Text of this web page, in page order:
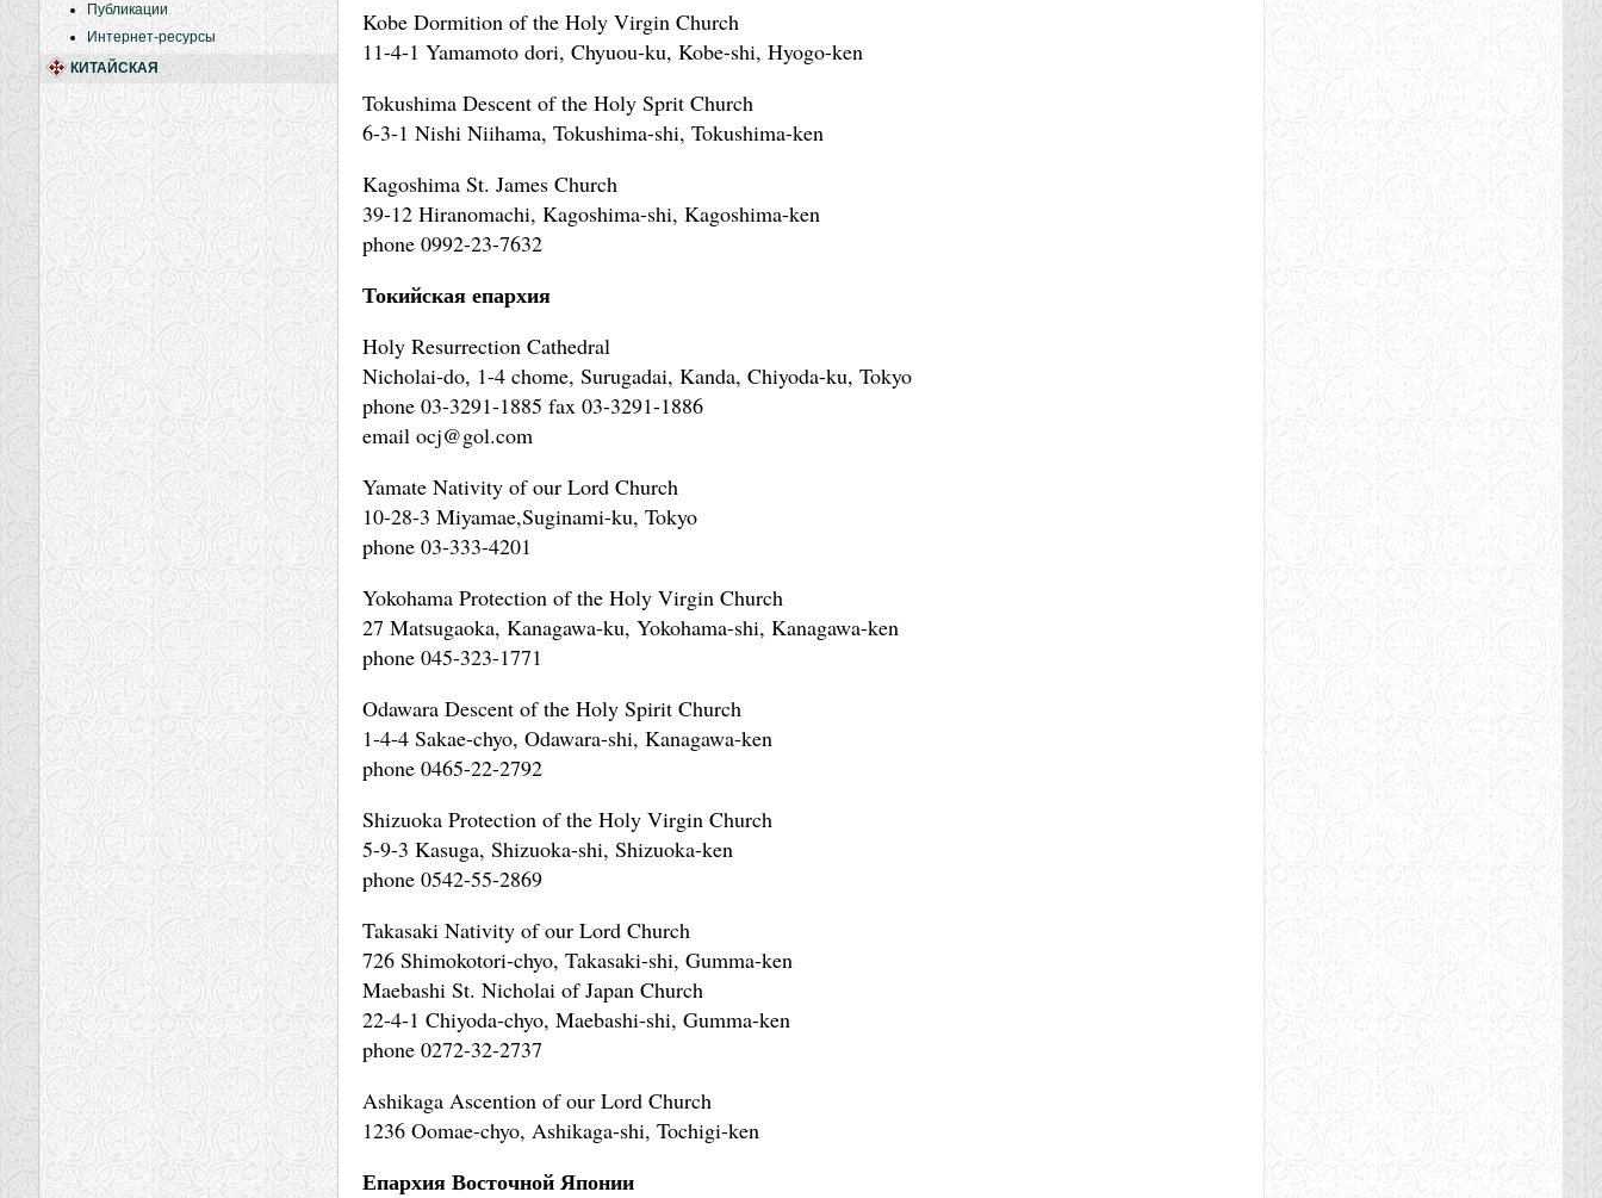
Публикации
Интернет-ресурсы
КИТАЙСКАЯ
Kobe Dormition of the Holy Virgin Church
11-4-1 Yamamoto dori, Chyuou-ku, Kobe-shi, Hyogo-ken
Tokushima Descent of the Holy Sprit Church
6-3-1 Nishi Niihama, Tokushima-shi, Tokushima-ken
Kagoshima St. James Church
39-12 Hiranomachi, Kagoshima-shi, Kagoshima-ken
phone 0992-23-7632
Токийская епархия
Holy Resurrection Cathedral
Nicholai-do, 1-4 chome, Surugadai, Kanda, Chiyoda-ku, Tokyo
phone 03-3291-1885 fax 03-3291-1886
email ocj@gol.com
Yamate Nativity of our Lord Church
10-28-3 Miyamae,Suginami-ku, Tokyo
phone 03-333-4201
Yokohama Protection of the Holy Virgin Church
27 Matsugaoka, Kanagawa-ku, Yokohama-shi, Kanagawa-ken
phone 045-323-1771
Odawara Descent of the Holy Spirit Church
1-4-4 Sakae-chyo, Odawara-shi, Kanagawa-ken
phone 0465-22-2792
Shizuoka Protection of the Holy Virgin Church
5-9-3 Kasuga, Shizuoka-shi, Shizuoka-ken
phone 0542-55-2869
Takasaki Nativity of our Lord Church
726 Shimokotori-chyo, Takasaki-shi, Gumma-ken
Maebashi St. Nicholai of Japan Church
22-4-1 Chiyoda-chyo, Maebashi-shi, Gumma-ken
phone 0272-32-2737
Ashikaga Ascention of our Lord Church
1236 Oomae-chyo, Ashikaga-shi, Tochigi-ken
Епархия Восточной Японии